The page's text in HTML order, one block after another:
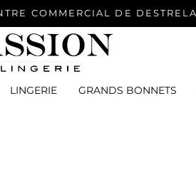
COMMERCIAL DE
LINGERIE GRANDS BONNETS